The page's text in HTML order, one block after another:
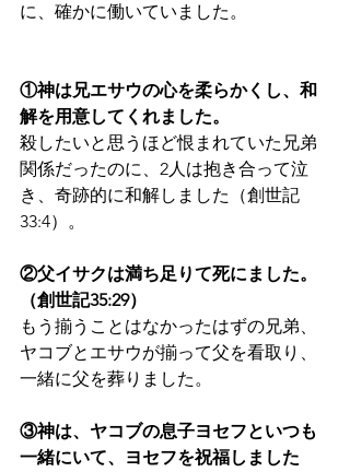
に、確かに働いていました。
①神は兄エサウの心を柔らかくし、和
解を用意してくれました。
殺したいと思うほど恨まれていた兄弟
関係だったのに、2人は抱き合って泣
き、奇跡的に和解しました（創世記
33:4）。
②父イサクは満ち足りて死にました。
（創世記35:29）
もう揃うことはなかったはずの兄弟、
ヤコブとエサウが揃って父を看取り、
一緒に父を葬りました。
③神は、ヤコブの息子ヨセフといつも
一緒にいて、ヨセフを祝福しました